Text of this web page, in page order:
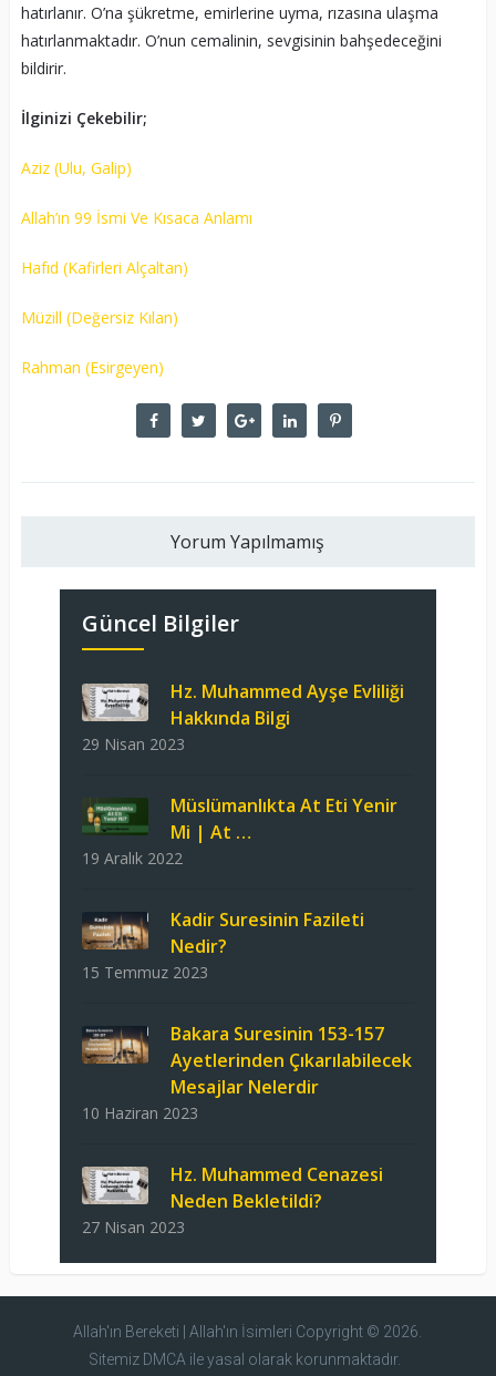
hatırlanır. O’na şükretme, emirlerine uyma, rızasına ulaşma
hatırlanmaktadır. O’nun cemalinin, sevgisinin bahşedeceğini
bildirir.
İlginizi Çekebilir;
Aziz (Ulu, Galip)
Allah’ın 99 İsmi Ve Kısaca Anlamı
Hafıd (Kafirleri Alçaltan)
Müzill (Değersiz Kılan)
Rahman (Esirgeyen)
Yorum Yapılmamış
Güncel Bilgiler
Hz. Muhammed Ayşe Evliliği
Hakkında Bilgi
29 Nisan 2023
Müslümanlıkta At Eti Yenir
Mi | At …
19 Aralık 2022
Kadir Suresinin Fazileti
Nedir?
15 Temmuz 2023
Bakara Suresinin 153-157
Ayetlerinden Çıkarılabilecek
Mesajlar Nelerdir
10 Haziran 2023
Hz. Muhammed Cenazesi
Neden Bekletildi?
27 Nisan 2023
Allah'ın Bereketi | Allah'ın İsimleri Copyright © 2026.
Sitemiz DMCA ile yasal olarak korunmaktadır.